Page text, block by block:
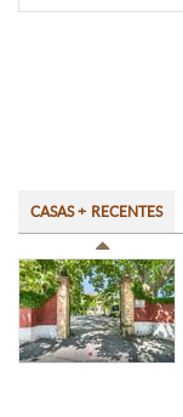
CASAS + RECENTES